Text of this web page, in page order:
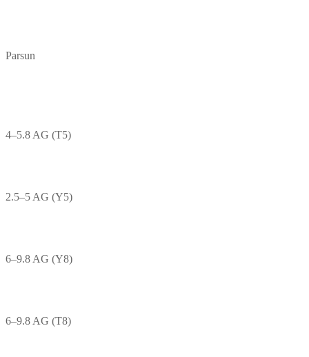
Parsun
4–5.8 AG (T5)
2.5–5 AG (Y5)
6–9.8 AG (Y8)
6–9.8 AG (T8)